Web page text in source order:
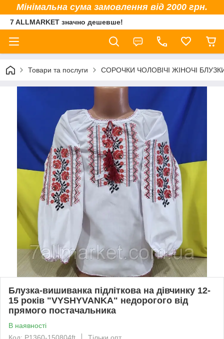
Мінімальна сума замовлення від 2000 грн.
7 ALLMARKET значно дешевше!
Товари та послуги СОРОЧКИ ЧОЛОВІЧІ ЖІНОЧІ
Блузка-вишиванка підліткова на дівчинку 12-
15 років "VYSHYVANKA" недорогого від
прямого постачальника
В наявності
Код: P1360-150804ft
Тільки опт